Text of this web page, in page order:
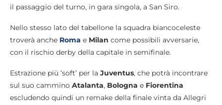
il passaggio del turno, in gara singola, a San Siro.
Nello stesso lato del tabellone la squadra biancoceleste
troverà anche Roma e Milan come possibili avversarie,
con il rischio derby della capitale in semifinale.
Estrazione più ‘soft’ per la Juventus, che potrà incontrare
sul suo cammino Atalanta, Bologna e Fiorentina
escludendo quindi un remake della finale vinta da Allegri